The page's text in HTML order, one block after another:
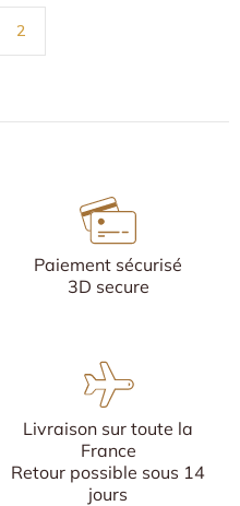
2
Paiement sécurisé
3D secure
Livraison sur toute la
France
Retour possible sous 14
jours